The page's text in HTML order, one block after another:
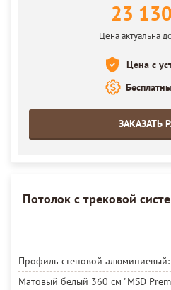
23 130
Цена актуальна
Цена с
ЗАКАЗАТЬ
Потолок с трековой
Профиль стеновой алюминиевый:
Матовый белый 360 см "MSD